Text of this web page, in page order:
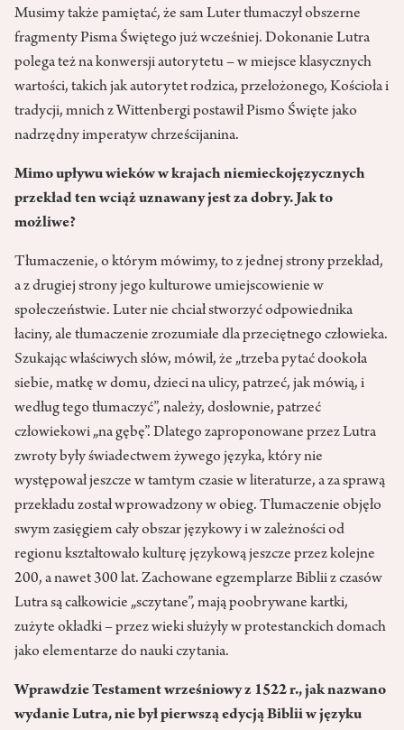
Musimy także pamiętać, że sam Luter tłumaczył obszerne
fragmenty Pisma Świętego już wcześniej. Dokonanie Lutra
polega też na konwersji autorytetu – w miejsce klasycznych
wartości, takich jak autorytet rodzica, przełożonego, Kościoła i
tradycji, mnich z Wittenbergi postawił Pismo Święte jako
nadrzędny imperatyw chrześcijanina.
Mimo upływu wieków w krajach niemieckojęzycznych
przekład ten wciąż uznawany jest za dobry. Jak to
możliwe?
Tłumaczenie, o którym mówimy, to z jednej strony przekład,
a z drugiej strony jego kulturowe umiejscowienie w
społeczeństwie. Luter nie chciał stworzyć odpowiednika
łaciny, ale tłumaczenie zrozumiałe dla przeciętnego człowieka.
Szukając właściwych słów, mówił, że „trzeba pytać dookoła
siebie, matkę w domu, dzieci na ulicy, patrzeć, jak mówią, i
według tego tłumaczyć”, należy, dosłownie, patrzeć
człowiekowi „na gębę”. Dlatego zaproponowane przez Lutra
zwroty były świadectwem żywego języka, który nie
występował jeszcze w tamtym czasie w literaturze, a za sprawą
przekładu został wprowadzony w obieg. Tłumaczenie objęło
swym zasięgiem cały obszar językowy i w zależności od
regionu kształtowało kulturę językową jeszcze przez kolejne
200, a nawet 300 lat. Zachowane egzemplarze Biblii z czasów
Lutra są całkowicie „sczytane”, mają poobrywane kartki,
zużyte okładki – przez wieki służyły w protestanckich domach
jako elementarze do nauki czytania.
Wprawdzie Testament wrześniowy z 1522 r., jak nazwano
wydanie Lutra, nie był pierwszą edycją Biblii w języku